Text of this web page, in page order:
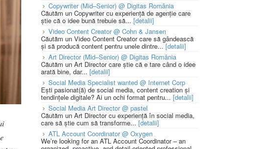
Copywriter (Mid–Senior) @ Digitas România
Căutăm un Copywriter cu experiență de agenție care
știe că o idee bună trebuie să... [detalii]
Video Content Creator @ Cohn & Jansen
Căutăm un Video Content Creator care să gândească
și să producă content pentru unele dintre...[detalii]
Art Director (Mid–Senior) @ Digitas România
Căutăm un Art Director care știe că e tare când o idee
arată bine, dar... [detalii]
Social Media Specialist wanted @ Internet Corp
Ești pasionat(ă) de social media, content creation și
tendințele digitale? Ai un ochi format pentru... [detalii]
Social Media Art Director @ pastel
Căutăm un Art Director cu experiență în social media,
care să știe cum să transforme... [detalii]
ATL Account Coordinator @ Oxygen
We’re looking for an ATL Account Coordinator – an